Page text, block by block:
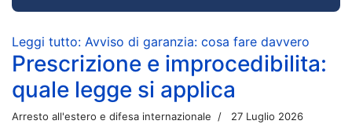
Leggi tutto: Avviso di garanzia: cosa fare davvero
Prescrizione e improcedibilita:
quale legge si applica
Arresto all'estero e difesa internazionale 27 Luglio 2026